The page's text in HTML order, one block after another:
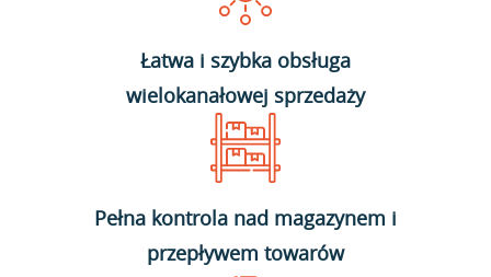
Łatwa i szybka obsługa
wielokanałowej sprzedaży
Pełna kontrola nad magazynem i
przepływem towarów